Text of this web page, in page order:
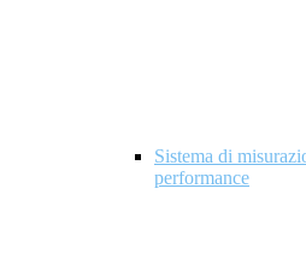
Sistema di
performance